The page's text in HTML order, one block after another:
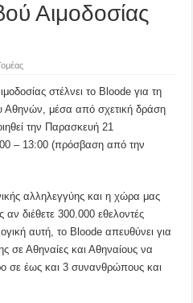
Αιμοδοσίας
στέλνει το Bloode για τη
Αθηνών, μέσα από σχετική δράση
την Παρασκευή 21
– 13:00 (πρόσβαση από την
αλληλεγγύης και η χώρα μας
αν διέθετε 300.000 εθελοντές
αυτή, το Bloode απευθύνει για
σε Αθηναίες και Αθηναίους να
σε έως και 3 συνανθρώπους και